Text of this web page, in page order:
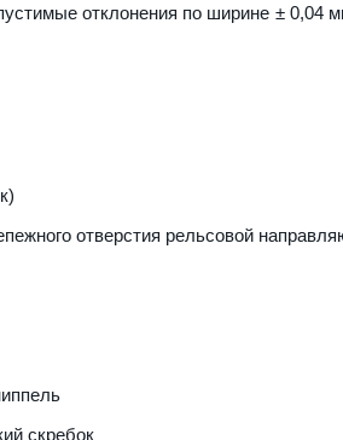
отклонения по ширине ± 0,04
отверстия рельсовой
скребок